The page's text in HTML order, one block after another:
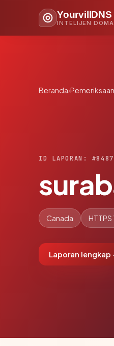
YourvillDNS
INTELIJEN
Beranda›Pemeriksaan
ID LAPORAN:
Canada HTTPS
Laporan lengkap